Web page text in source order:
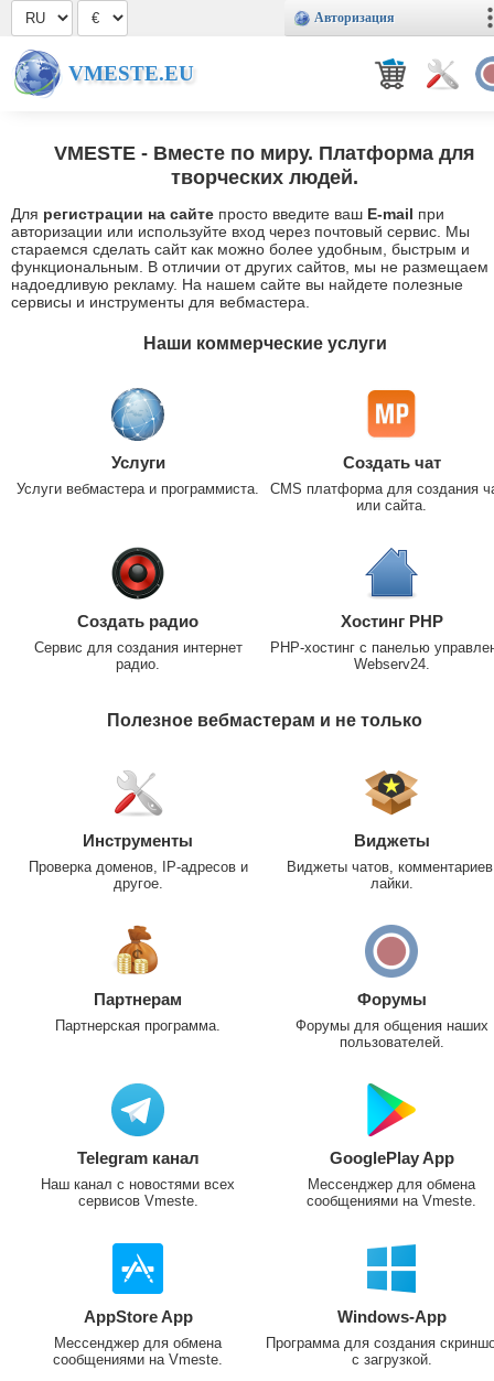
Авторизация
VMESTE.EU
VMESTE - Вместе по миру. Платформа для
творческих людей.
Для регистрации на сайте просто введите ваш E-mail при
авторизации или используйте вход через почтовый сервис. Мы
стараемся сделать сайт как можно более удобным, быстрым и
функциональным. В отличии от других сайтов, мы не размещаем
надоедливую рекламу. На нашем сайте вы найдете полезные
сервисы и инструменты для вебмастера.
Наши коммерческие услуги
Услуги
Услуги вебмастера и программиста.
Создать чат
CMS платформа для создания
или сайта.
Создать радио
Сервис для создания интернет
радио.
Хостинг PHP
PHP-хостинг с панелью
Webserv24.
Полезное вебмастерам и не только
Инструменты
Проверка доменов, IP-адресов и
другое.
Виджеты
Виджеты чатов,
лайки.
Партнерам
Партнерская программа.
Форумы
Форумы для общения наших
пользователей.
Telegram канал
Наш канал с новостями всех
сервисов Vmeste.
GooglePlay App
Мессенджер для обмена
сообщениями на Vmeste.
AppStore App
Мессенджер для обмена
сообщениями на Vmeste.
Windows-App
Программа для создания
с загрузкой.